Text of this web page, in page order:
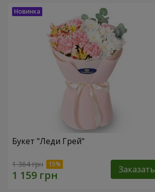
Букет "Леди Грей"
1 364 грн Заказать